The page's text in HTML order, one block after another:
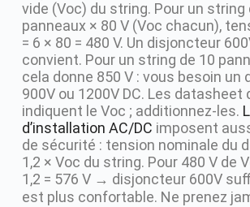
vide (Voc) du string. Pour un string
panneaux × 80 V (Voc chacun),
= 6 × 80 = 480 V. Un disjoncteur
convient. Pour un string de 10
cela donne 850 V : vous besoin un
900V ou 1200V DC. Les datasheet
indiquent le Voc ; additionnez-les.
d’installation AC/DC imposent
de sécurité : tension nominale du
1,2 × Voc du string. Pour 480 V de
1,2 = 576 V → disjoncteur 600V
est plus confortable. Ne prenez